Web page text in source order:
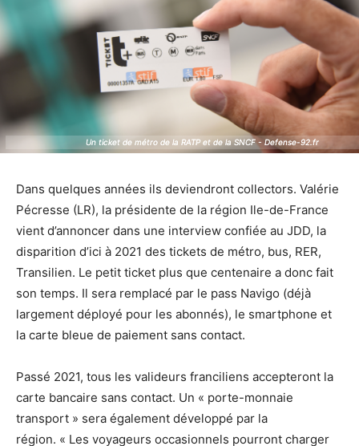
Un ticket de métro de la RATP et de la SNCF - Defense-92.fr
Un ticket de métro de la RATP et de la SNCF - Defense-92.fr
Dans quelques années ils deviendront collectors. Valérie
Pécresse (LR), la présidente de la région Ile-de-France
vient d’annoncer dans une interview confiée au JDD, la
disparition d’ici à 2021 des tickets de métro, bus, RER,
Transilien. Le petit ticket plus que centenaire a donc fait
son temps. Il sera remplacé par le pass Navigo (déjà
largement déployé pour les abonnés), le smartphone et
la carte bleue de paiement sans contact.
Passé 2021, tous les valideurs franciliens accepteront la
carte bancaire sans contact. Un « porte-monnaie
transport » sera également développé par la
région. « Les voyageurs occasionnels pourront charger